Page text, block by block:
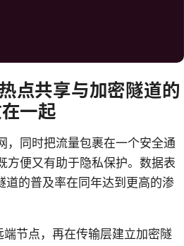
点共享与加密隧道的
一起
，同时把流量包裹在一个安全通
方便又有助于隐私保护。数据表
道的普及率在同年达到更高的渗
节点，再在传输层建立加密隧